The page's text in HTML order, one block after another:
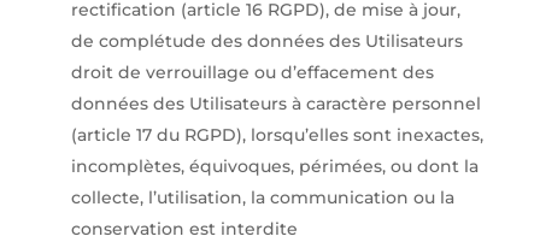
rectification (article 16 RGPD), de mise à jour,
de complétude des données des Utilisateurs
droit de verrouillage ou d’effacement des
données des Utilisateurs à caractère personnel
(article 17 du RGPD), lorsqu’elles sont inexactes,
incomplètes, équivoques, périmées, ou dont la
collecte, l’utilisation, la communication ou la
conservation est interdite